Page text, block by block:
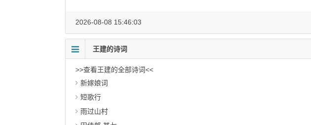
2026-08-08 15:46:03
王建的诗词
>>查看王建的全部诗词<<
新嫁娘词
短歌行
雨过山村